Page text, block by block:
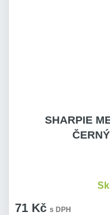
SHARPIE
71 Kč s DPH